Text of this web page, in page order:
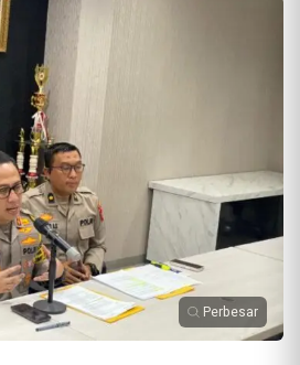
Perbesar